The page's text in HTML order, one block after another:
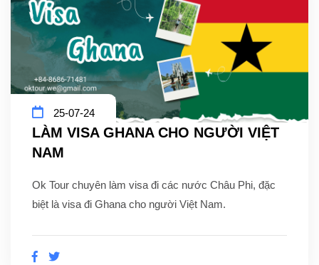
25-07-24
LÀM VISA GHANA CHO NGƯỜI VIỆT
NAM
Ok Tour chuyên làm visa đi các nước Châu Phi, đặc
biệt là visa đi Ghana cho người Việt Nam.